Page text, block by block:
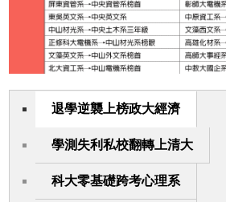
退學逆襲上榜政大經濟
學測失利私校翻轉上清大
科大零基礎跨考心理系